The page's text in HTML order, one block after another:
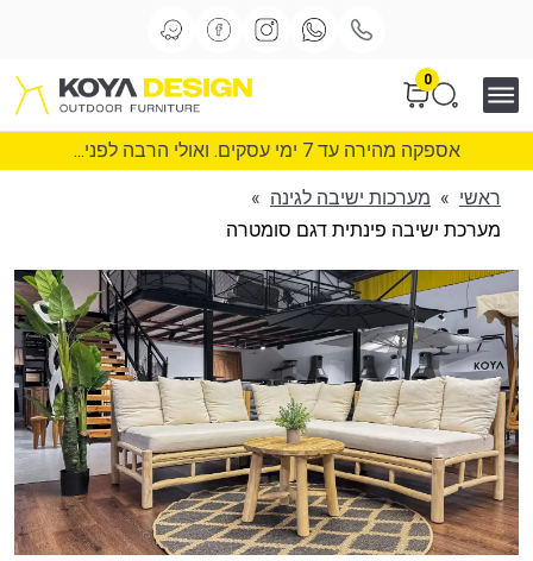
0
אספקה מהירה עד 7 ימי עסקים. ואולי הרבה לפני...
ראשי » מערכות ישיבה לגינה »
מערכת ישיבה פינתית דגם סומטרה